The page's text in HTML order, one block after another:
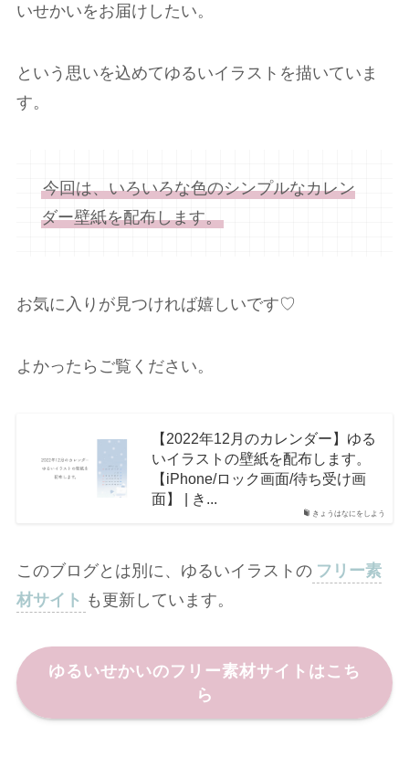
いせかいをお届けしたい。
という思いを込めてゆるいイラストを描いていま
す。
今回は、いろいろな色のシンプルなカレン
ダー壁紙を配布します。
お気に入りが見つければ嬉しいです♡
よかったらご覧ください。
きょうはなにをしよう
【2022年12月のカレンダー】ゆる
いイラストの壁紙を配布します。
【iPhone/ロック画面/待ち受け画
面】 | き...
このブログとは別に、ゆるいイラストの フリー素
材サイト も更新しています。
ゆるいせかいのフリー素材サイトはこち
ら